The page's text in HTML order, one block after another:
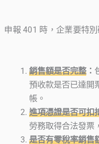
申報 401 時，企業要特別
銷售額是否完整：
預收款是否已達開
帳。
進項憑證是否可扣
勞務取得合法發票
是否有零稅率銷售